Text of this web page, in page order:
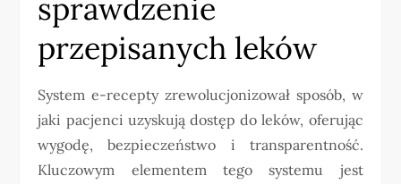
sprawdzenie
przepisanych leków
System e-recepty zrewolucjonizował sposób, w
jaki pacjenci uzyskują dostęp do leków, oferując
wygodę, bezpieczeństwo i transparentność.
Kluczowym elementem tego systemu jest